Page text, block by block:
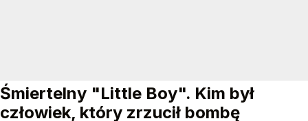
Śmiertelny "Little Boy". Kim był
człowiek, który zrzucił bombę